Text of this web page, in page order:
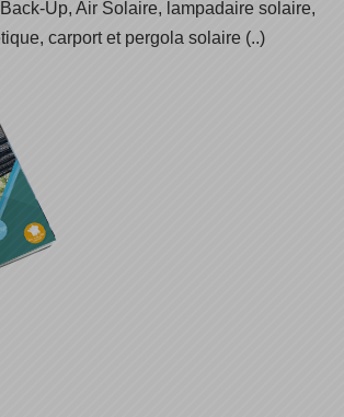
Up, Air Solaire, lampadaire solaire,
carport et pergola solaire (..)